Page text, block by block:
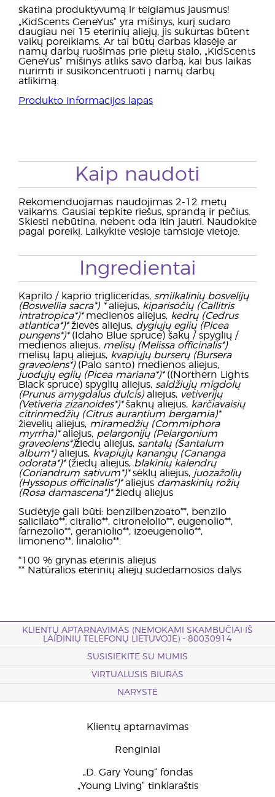
skatina produktyvumą ir teigiamus jausmus!
„KidScents GeneYus“ yra mišinys, kurį sudaro
daugiau nei 15 eterinių aliejų, jis sukurtas būtent
vaikų poreikiams. Ar tai būtų darbas klasėje ar
namų darbų ruošimas prie pietų stalo, „KidScents
GeneYus“ mišinys atliks savo darbą, kai bus laikas
nurimti ir susikoncentruoti į namų darbų
atlikimą.
Produkto informacijos lapas
Kaip naudoti
Rekomenduojamas naudojimas 2-12 metų
vaikams. Gausiai tepkite riešus, sprandą ir pečius.
Skiesti nebūtina, nebent oda itin jautri. Naudokite
pagal poreikį. Laikykite vėsioje tamsioje vietoje.
Ingredientai
Kaprilo / kaprio trigliceridas, smilkalinių bosvelijų
(Boswellia sacra*) *aliejus, kiparisočių (Callitris
intratropica*)*medienos aliejus, kedrų (Cedrus
atlantica*)*žievės aliejus, dygiųjų eglių (Picea
pungens*)*(Idaho Blue spruce) šakų / spyglių /
medienos aliejus, melisų (Melissa officinalis*)
melisų lapų aliejus, kvapiųjų burserų (Bursera
graveolens*)(Palo santo) medienos aliejus,
juodųjų eglių (Picea mariana*)*((Northern Lights
Black spruce) spyglių aliejus, saldžiųjų migdolų
(Prunus amygdalus dulcis)aliejus, vetiverijų
(Vetiveria zizanoides*)*šaknų aliejus, karčiavaisių
citrinmedžių (Citrus aurantium bergamia)*
žievelių aliejus, miramedžių (Commiphora
myrrha)*aliejus, pelargonijų (Pelargonium
graveolens*)žiedų aliejus, santalų (Santalum
album*)aliejus, kvapiųjų kanangų (Cananga
odorata*)*(žiedų aliejus, blakinių kalendrų
(Coriandrum sativum*)*sėklų aliejus, juozažolių
(Hyssopus officinalis*)*aliejus damaskinių rožių
(Rosa damascena*)*žiedų aliejus
Sudėtyje gali būti: benzilbenzoato**, benzilo
salicilato**, citralio**, citronelolio**, eugenolio**,
farnezolio**, geraniolio**, izoeugenolio**,
limoneno**, linalolio**.
*100 % grynas eterinis aliejus
** Natūralios eterinių aliejų sudedamosios dalys
KLIENTŲ APTARNAVIMAS (NEMOKAMI SKAMBUČIAI IŠ
LAIDINIŲ TELEFONŲ LIETUVOJE) - 80030914
SUSISIEKITE SU MUMIS
VIRTUALUSIS BIURAS
NARYSTĖ
Klientų aptarnavimas
Renginiai
„D. Gary Young“ fondas
„Young Living“ tinklaraštis